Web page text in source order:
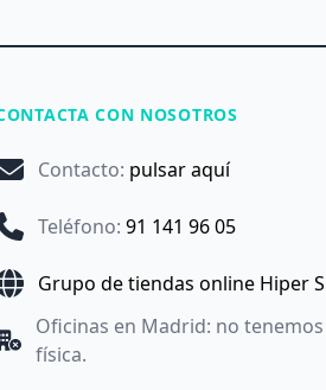
CON NOSOTROS
Contacto: pulsar aquí
Teléfono: 91 141 96 05
Grupo de tiendas online Hiper
Oficinas en Madrid: no
física.